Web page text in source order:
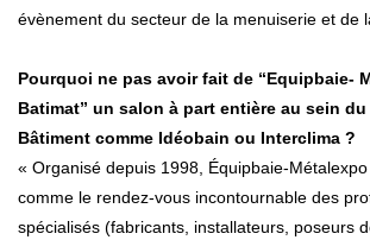
évènement du secteur de la menuiserie et de
Pourquoi ne pas avoir fait de “Equipbaie-
Batimat” un salon à part entière au sein
Bâtiment comme Idéobain ou Interclima ?
« Organisé depuis 1998, Équipbaie-Métalexpo
comme le rendez-vous incontournable des
spécialisés (fabricants, installateurs, poseurs